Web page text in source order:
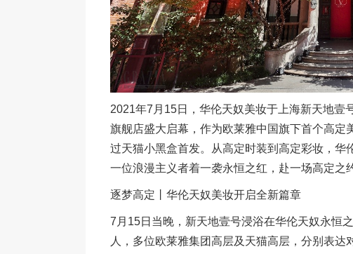
2021年7月15日，华伦天奴美妆于上海新天地壹
旗舰店盛大启幕，作为欧莱雅中国旗下首个高定
过天猫小黑盒首发。从高定时装到高定彩妆，
一位浪漫主义者着一袭永恒之红，赴一场高定之
逐梦高定丨华伦天奴美妆开启全新篇章
7月15日当晚，新天地壹号浸浴在华伦天奴永恒
人，多位欧莱雅集团高层及天猫高层，分别表